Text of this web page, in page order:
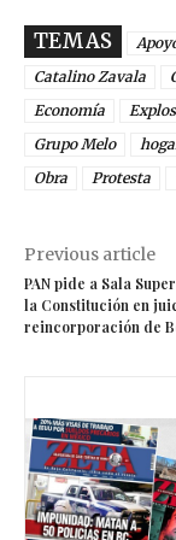
TEMAS
Catalino Zavala
Economía
Grupo Melo
Obra
Protesta
Previous article
PAN pide a Sala
la Constitución en
reincorporación de